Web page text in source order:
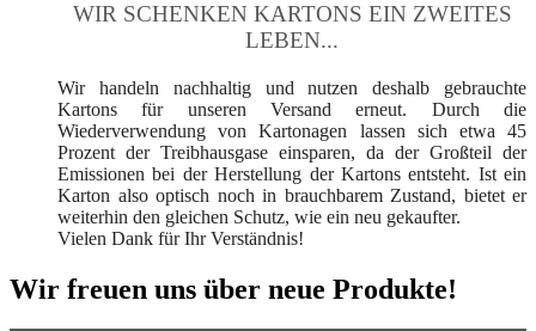
WIR SCHENKEN KARTONS EIN ZWEITES
LEBEN...
Wir handeln nachhaltig und nutzen deshalb gebrauchte
Kartons für unseren Versand erneut. Durch die
Wiederverwendung von Kartonagen lassen sich etwa 45
Prozent der Treibhausgase einsparen, da der Großteil der
Emissionen bei der Herstellung der Kartons entsteht. Ist ein
Karton also optisch noch in brauchbarem Zustand, bietet er
weiterhin den gleichen Schutz, wie ein neu gekaufter.
Vielen Dank für Ihr Verständnis!
Wir freuen uns über neue Produkte!